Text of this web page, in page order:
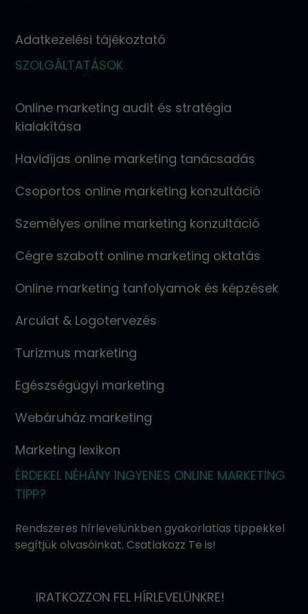
Adatkezelési tájékoztató
SZOLGÁLTATÁSOK
Online marketing audit és stratégia
kialakítása
Havidíjas online marketing tanácsadás
Csoportos online marketing konzultáció
Személyes online marketing konzultáció
Cégre szabott online marketing oktatás
Online marketing tanfolyamok és képzések
Arculat & Logotervezés
Turizmus marketing
Egészségügyi marketing
Webáruház marketing
Marketing lexikon
ÉRDEKEL NÉHÁNY INGYENES ONLINE MARKETING
TIPP?
Rendszeres hírlevelünkben gyakorlatias tippekkel
segítjük olvasóinkat. Csatlakozz Te is!
IRATKOZZON FEL HÍRLEVELÜNKRE!